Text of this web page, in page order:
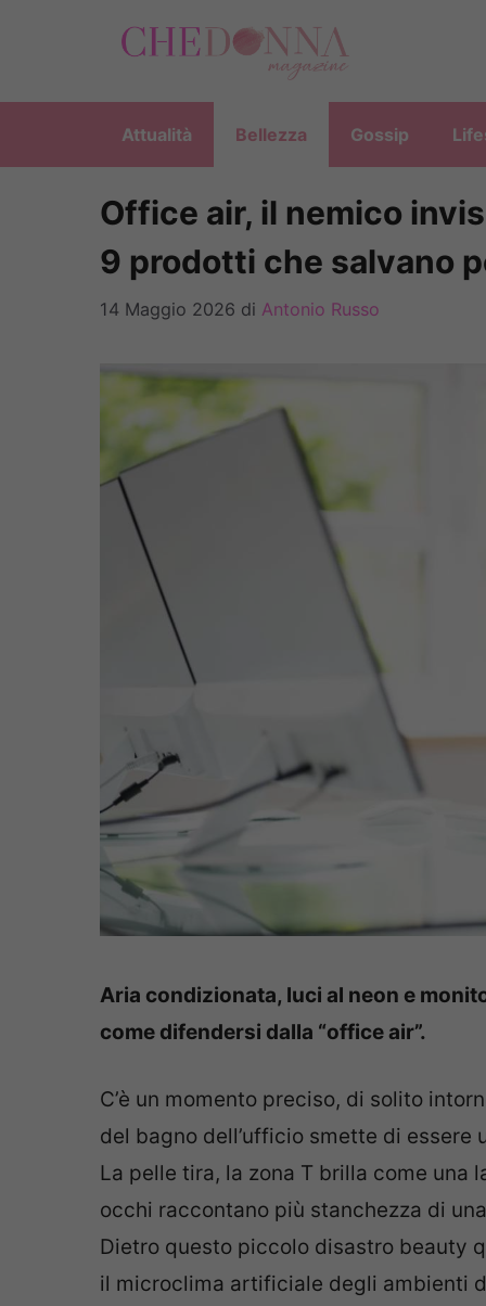
Attualità Bellezza Gossip
Office air, il nemico
9 prodotti che salvano
14 Maggio 2026 di Antonio Russo
Aria condizionata, luci al neon e
come difendersi dalla “office air”.
C’è un momento preciso, di solito
del bagno dell’ufficio smette di
La pelle tira, la zona T brilla come una
occhi raccontano più stanchezza di
Dietro questo piccolo disastro beauty
il microclima artificiale degli ambienti